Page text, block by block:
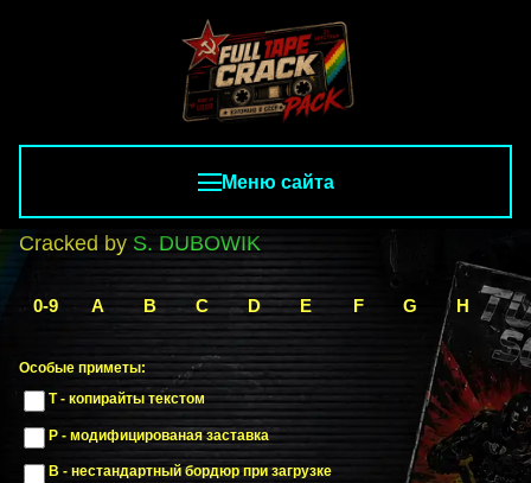
Меню сайта
Cracked by S. DUBOWIK
0-9 A B C D E F G H I
Особые приметы:
T - копирайты текстом
P - модифицированая заставка
B - нестандартный бордюр при загрузке